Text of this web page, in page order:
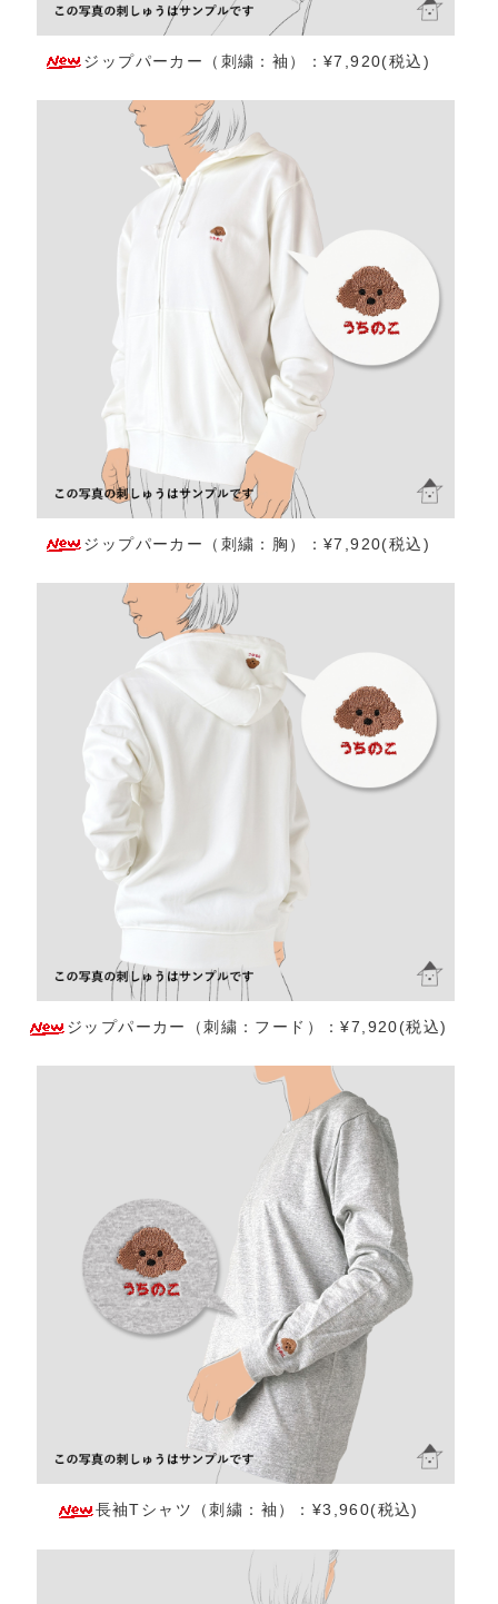
ジップパーカー（刺繍：袖）：¥7,920(税込)
ジップパーカー（刺繍：胸）：¥7,920(税込)
ジップパーカー（刺繍：フード）：¥7,920(税込)
長袖Tシャツ（刺繍：袖）：¥3,960(税込)